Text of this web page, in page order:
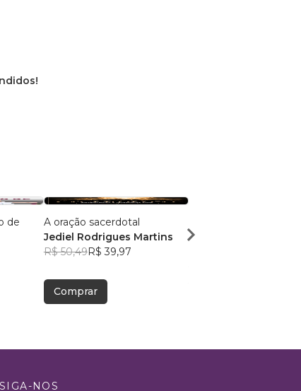
de
A oração sacerdotal
Jediel Rodrigues Martins
R$ 50,49R$ 39,97
Comprar
Mulheres
SIGA-NOS